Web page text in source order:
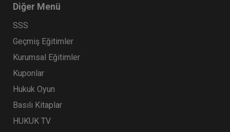
Diğer Menü
SSS
Geçmiş Eğitimler
Kurumsal Eğitimler
Kuponlar
Hukuk Oyun
Basılı Kitaplar
HUKUK TV